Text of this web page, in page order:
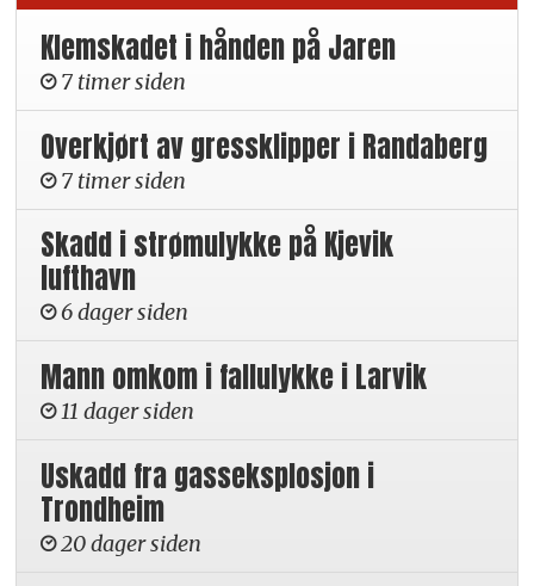
Klemskadet i hånden på Jaren
7 timer siden
Overkjørt av gressklipper i Randaberg
7 timer siden
Skadd i strømulykke på Kjevik
lufthavn
6 dager siden
Mann omkom i fallulykke i Larvik
11 dager siden
Uskadd fra gasseksplosjon i
Trondheim
20 dager siden